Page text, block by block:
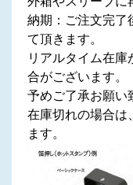
納期：ご注文完了
て頂きます。
リアルタイム在
合がございます。
予めご了承お願い
在庫切れの場合は
ます。